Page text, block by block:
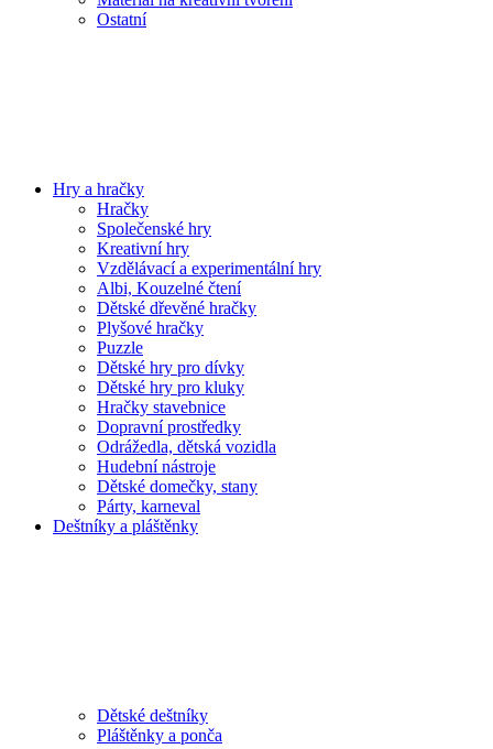
Ostatní
Hry a hračky
Hračky
Společenské hry
Kreativní hry
Vzdělávací a experimentální hry
Albi, Kouzelné čtení
Dětské dřevěné hračky
Plyšové hračky
Puzzle
Dětské hry pro dívky
Dětské hry pro kluky
Hračky stavebnice
Dopravní prostředky
Odrážedla, dětská vozidla
Hudební nástroje
Dětské domečky, stany
Párty, karneval
Deštníky a pláštěnky
Dětské deštníky
Pláštěnky a ponča